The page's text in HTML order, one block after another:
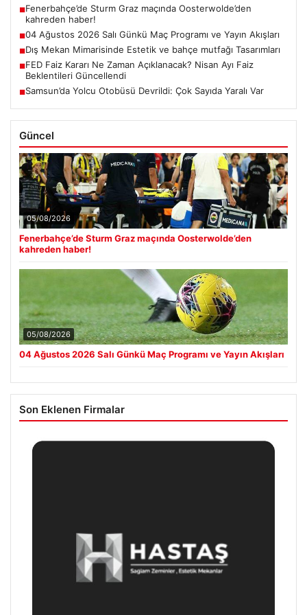
■Fenerbahçe’de Sturm Graz maçında Oosterwolde’den
kahreden haber!
■04 Ağustos 2026 Salı Günkü Maç Programı ve Yayın Akışları
■Dış Mekan Mimarisinde Estetik ve bahçe mutfağı Tasarımları
■FED Faiz Kararı Ne Zaman Açıklanacak? Nisan Ayı Faiz
Beklentileri Güncellendi
■Samsun’da Yolcu Otobüsü Devrildi: Çok Sayıda Yaralı Var
Güncel
05/08/2026
Fenerbahçe’de Sturm Graz maçında Oosterwolde’den
kahreden haber!
05/08/2026
04 Ağustos 2026 Salı Günkü Maç Programı ve Yayın Akışları
Son Eklenen Firmalar